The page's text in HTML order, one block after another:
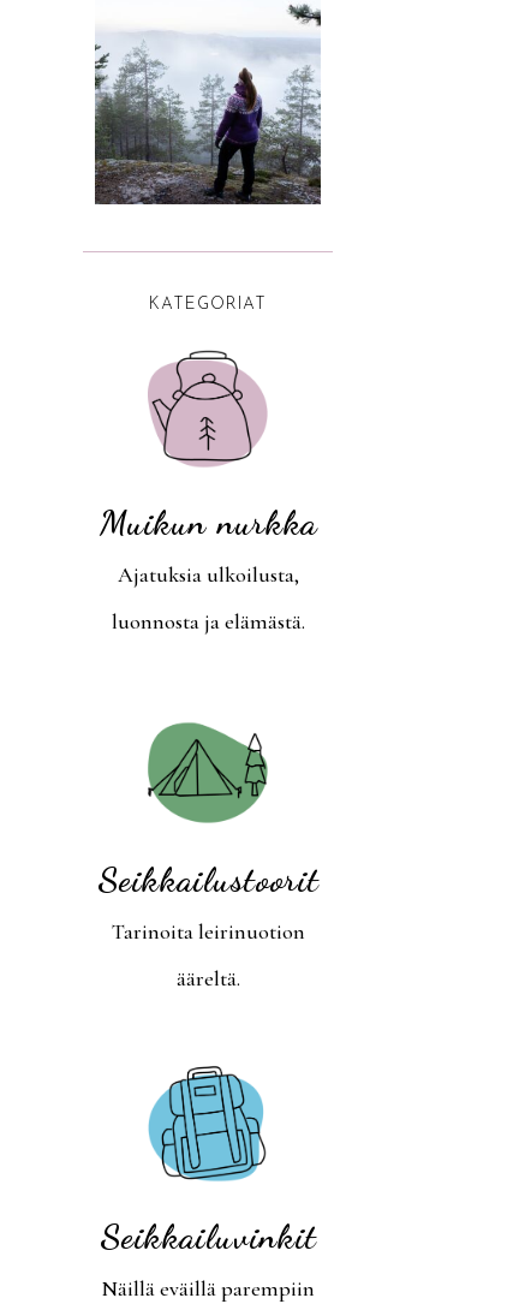
KATEGORIAT
Muikun nurkka
Ajatuksia ulkoilusta,
luonnosta ja elämästä.
Seikkailustoorit
Tarinoita leirinuotion
ääreltä.
Seikkailuvinkit
Näillä eväillä parempiin